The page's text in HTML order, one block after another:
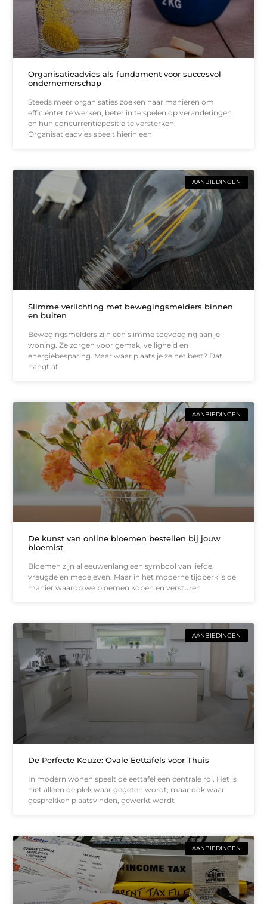
Organisatieadvies als fundament voor succesvol
ondernemerschap
Steeds meer organisaties zoeken naar manieren om
efficiënter te werken, beter in te spelen op veranderingen
en hun concurrentiepositie te versterken.
Organisatieadvies speelt hierin een
AANBIEDINGEN
Slimme verlichting met bewegingsmelders binnen
en buiten
Bewegingsmelders zijn een slimme toevoeging aan je
woning. Ze zorgen voor gemak, veiligheid en
energiebesparing. Maar waar plaats je ze het best? Dat
hangt af
AANBIEDINGEN
De kunst van online bloemen bestellen bij jouw
bloemist
Bloemen zijn al eeuwenlang een symbool van liefde,
vreugde en medeleven. Maar in het moderne tijdperk is de
manier waarop we bloemen kopen en versturen
AANBIEDINGEN
De Perfecte Keuze: Ovale Eettafels voor Thuis
In modern wonen speelt de eettafel een centrale rol. Het is
niet alleen de plek waar gegeten wordt, maar ook waar
gesprekken plaatsvinden, gewerkt wordt
AANBIEDINGEN